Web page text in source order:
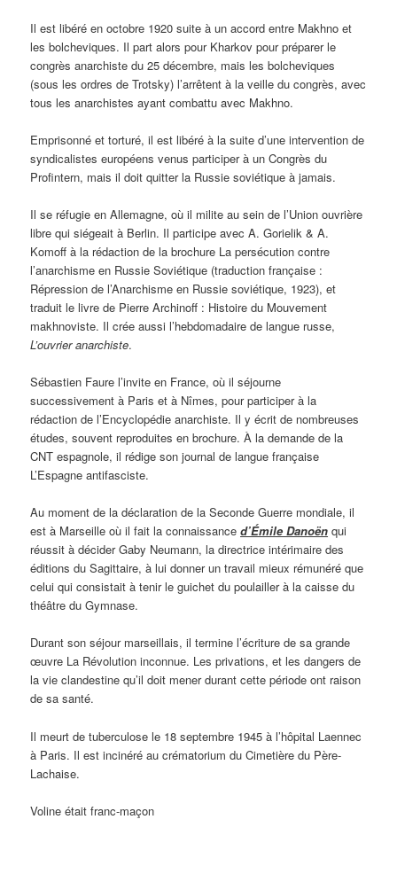
Il est libéré en octobre 1920 suite à un accord entre Makhno et
les bolcheviques. Il part alors pour Kharkov pour préparer le
congrès anarchiste du 25 décembre, mais les bolcheviques
(sous les ordres de Trotsky) l’arrêtent à la veille du congrès, avec
tous les anarchistes ayant combattu avec Makhno.
Emprisonné et torturé, il est libéré à la suite d’une intervention de
syndicalistes européens venus participer à un Congrès du
Profintern, mais il doit quitter la Russie soviétique à jamais.
Il se réfugie en Allemagne, où il milite au sein de l’Union ouvrière
libre qui siégeait à Berlin. Il participe avec A. Gorielik & A.
Komoff à la rédaction de la brochure La persécution contre
l’anarchisme en Russie Soviétique (traduction française :
Répression de l’Anarchisme en Russie soviétique, 1923), et
traduit le livre de Pierre Archinoff : Histoire du Mouvement
makhnoviste. Il crée aussi l’hebdomadaire de langue russe,
L’ouvrier anarchiste.
Sébastien Faure l’invite en France, où il séjourne
successivement à Paris et à Nîmes, pour participer à la
rédaction de l’Encyclopédie anarchiste. Il y écrit de nombreuses
études, souvent reproduites en brochure. À la demande de la
CNT espagnole, il rédige son journal de langue française
L’Espagne antifasciste.
Au moment de la déclaration de la Seconde Guerre mondiale, il
est à Marseille où il fait la connaissanced’Émile Danoën qui
réussit à décider Gaby Neumann, la directrice intérimaire des
éditions du Sagittaire, à lui donner un travail mieux rémunéré que
celui qui consistait à tenir le guichet du poulailler à la caisse du
théâtre du Gymnase.
Durant son séjour marseillais, il termine l’écriture de sa grande
œuvre La Révolution inconnue. Les privations, et les dangers de
la vie clandestine qu’il doit mener durant cette période ont raison
de sa santé.
Il meurt de tuberculose le 18 septembre 1945 à l’hôpital Laennec
à Paris. Il est incinéré au crématorium du Cimetière du Père-
Lachaise.
Voline était franc-maçon